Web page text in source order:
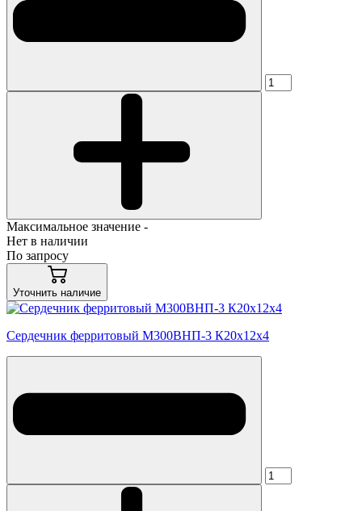
Максимальное значение -
Нет в наличии
По запросу
Уточнить наличие
Сердечник ферритовый М300ВНП-3 К20х12х4